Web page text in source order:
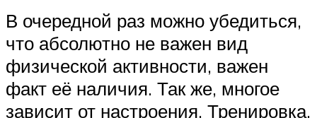
В очередной раз можно убедиться,
что абсолютно не важен вид
физической активности, важен
факт её наличия. Так же, многое
зависит от настроения. Тренировка,